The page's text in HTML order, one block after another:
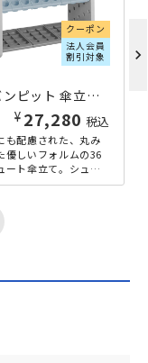
クーポン
法人会員
割引対象
アーバンピット 傘立て 36本用 W710×D362×H496 グレー
¥ 27,280 税込
も配慮された、丸み
優しいフォルムの36
ート傘立て。シュー
が樹脂製なので、錆
...
chevron_right